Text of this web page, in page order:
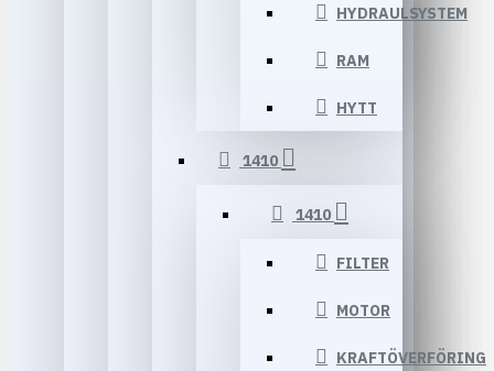
HYDRAULSYSTEM
RAM
HYTT
1410
1410
FILTER
MOTOR
KRAFTÖVERFÖRING